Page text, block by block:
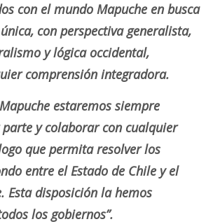
con el mundo Mapuche en busca
con perspectiva generalista,
y lógica occidental,
comprensión integradora.
estaremos siempre
parte y colaborar con cualquier
que permita resolver los
entre el Estado de Chile y el
Esta disposición la hemos
los gobiernos”.